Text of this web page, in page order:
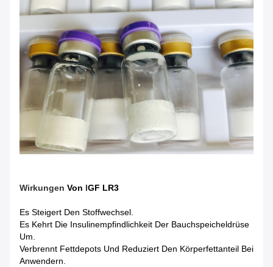
Wirkungen Von IGF LR3
Es Steigert Den Stoffwechsel.
Es Kehrt Die Insulinempfindlichkeit Der Bauchspeicheldrüse
Um.
Verbrennt Fettdepots Und Reduziert Den Körperfettanteil Bei
Anwendern.